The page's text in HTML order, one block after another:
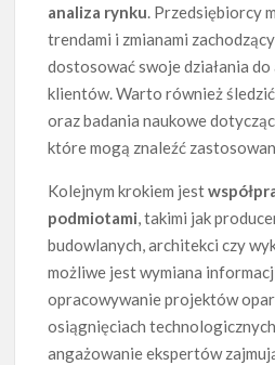
analiza rynku. Przedsiębiorcy
trendami i zmianami
dostosować swoje działania
klientów. Warto również
oraz badania naukowe
które mogą znaleźć
Kolejnym krokiem jest
podmiotami, takimi jak
budowlanych, architekci czy
możliwe jest wymiana
opracowywanie projektów
osiągnięciach
angażowanie ekspertów